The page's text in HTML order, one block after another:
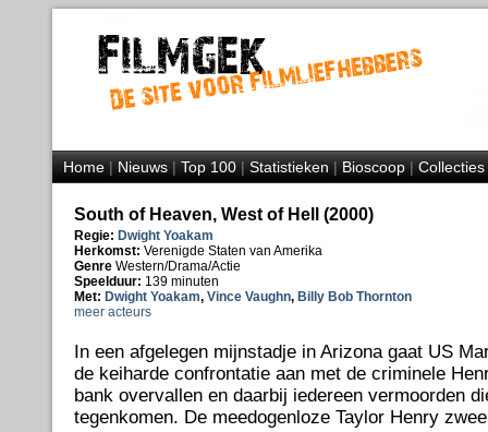
Home|Nieuws|Top 100|Statistieken|Bioscoop|Collecties
South of Heaven, West of Hell (2000)
Regie: Dwight Yoakam
Herkomst: Verenigde Staten van Amerika
Genre Western/Drama/Actie
Speelduur: 139 minuten
Met: Dwight Yoakam, Vince Vaughn, Billy Bob Thornton
meer acteurs
In een afgelegen mijnstadje in Arizona gaat US
de keiharde confrontatie aan met de criminele
bank overvallen en daarbij iedereen vermoorden
tegenkomen. De meedogenloze Taylor Henry